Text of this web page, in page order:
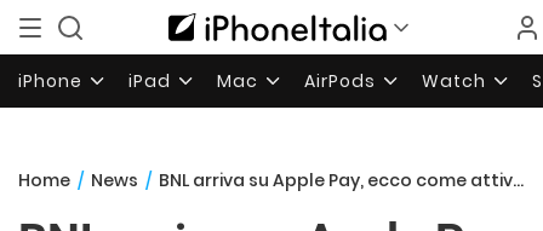
iPhone iPad Mac AirPods Watch
Home / News / BNL arriva su Apple Pay, ecco come attivarla!